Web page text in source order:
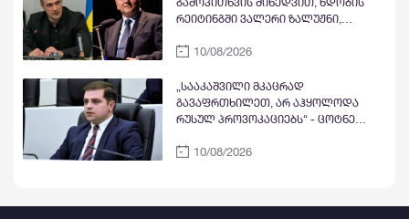
რეიტინგში ვალერი ზალუჟნი,
ბუდანოვი ლიდერობენ,
ადგილზეა
10/08/2026
„სააკაშვილი მკაცრად
გავაფრთხილეთ, არ აჰყოლოდა
რუსულ პროვოკაციებს“ - ცოტნე
რაისის, მეთიუ ბრაიზასა და ჯონ მაკ-
10/08/2026